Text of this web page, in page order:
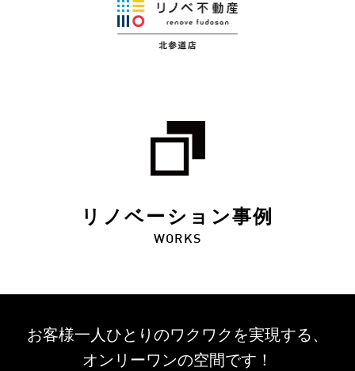
リノベーション事例
WORKS
お客様一人ひとりのワクワクを実現する、
オンリーワンの空間です！